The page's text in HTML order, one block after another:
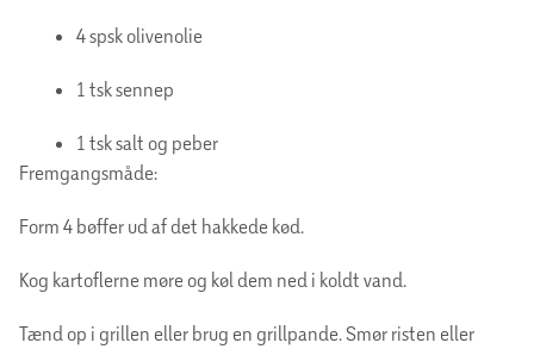
4 spsk olivenolie
1 tsk sennep
1 tsk salt og peber
Fremgangsmåde:
Form 4 bøffer ud af det hakkede kød.
Kog kartoflerne møre og køl dem ned i koldt vand.
Tænd op i grillen eller brug en grillpande. Smør risten eller